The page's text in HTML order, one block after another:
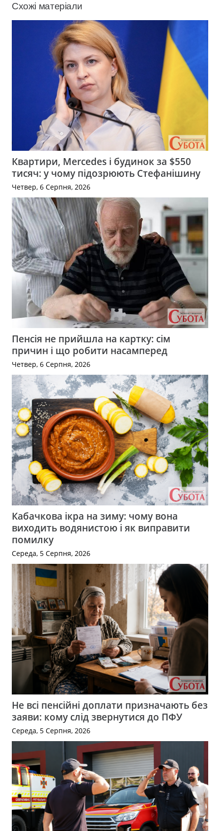
Схожі матеріали
Квартири, Mercedes і будинок за $550
тисяч: у чому підозрюють Стефанішину
Четвер, 6 Серпня, 2026
Пенсія не прийшла на картку: сім
причин і що робити насамперед
Четвер, 6 Серпня, 2026
Кабачкова ікра на зиму: чому вона
виходить водянистою і як виправити
помилку
Середа, 5 Серпня, 2026
Не всі пенсійні доплати призначають без
заяви: кому слід звернутися до ПФУ
Середа, 5 Серпня, 2026